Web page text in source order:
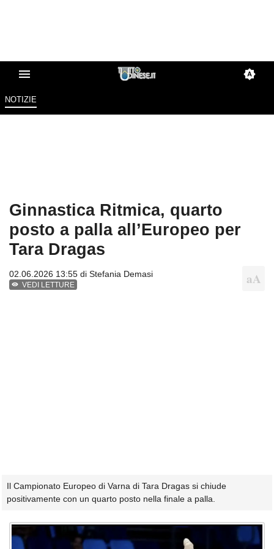
NOTIZIE
Ginnastica Ritmica, quarto
posto a palla all’Europeo per
Tara Dragas
02.06.2026 13:55 di Stefania Demasi
VEDI LETTURE
Il Campionato Europeo di Varna di Tara Dragas si chiude
positivamente con un quarto posto nella finale a palla.